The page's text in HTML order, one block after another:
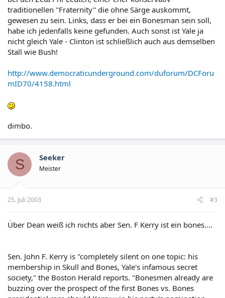
traditionellen "Fraternity" die ohne Särge auskommt,
gewesen zu sein. Links, dass er bei ein Bonesman sein soll,
habe ich jedenfalls keine gefunden. Auch sonst ist Yale ja
nicht gleich Yale - Clinton ist schließlich auch aus demselben
Stall wie Bush!
http://www.democraticunderground.com/duforum/DCForu
mID70/4158.html
dimbo.
S Seeker
Meister
25. Juli 2003 #3
Über Dean weiß ich nichts aber Sen. F Kerry ist ein bones....
Sen. John F. Kerry is "completely silent on one topic: his
membership in Skull and Bones, Yale's infamous secret
society," the Boston Herald reports. "Bonesmen already are
buzzing over the prospect of the first Bones vs. Bones